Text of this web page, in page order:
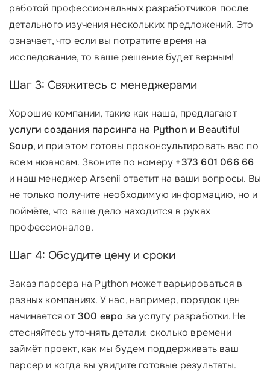
работой профессиональных разработчиков после
детального изучения нескольких предложений. Это
означает, что если вы потратите время на
исследование, то ваше решение будет верным!
Шаг 3: Свяжитесь с менеджерами
Хорошие компании, такие как наша, предлагают
услуги создания парсинга на Python и Beautiful
Soup, и при этом готовы проконсультировать вас по
всем нюансам. Звоните по номеру +373 601 066 66
и наш менеджер Arsenii ответит на ваши вопросы. Вы
не только получите необходимую информацию, но и
поймёте, что ваше дело находится в руках
профессионалов.
Шаг 4: Обсудите цену и сроки
Заказ парсера на Python может варьироваться в
разных компаниях. У нас, например, порядок цен
начинается от300 евро за услугу разработки. Не
стесняйтесь уточнять детали: сколько времени
займёт проект, как мы будем поддерживать ваш
парсер и когда вы увидите готовые результаты.